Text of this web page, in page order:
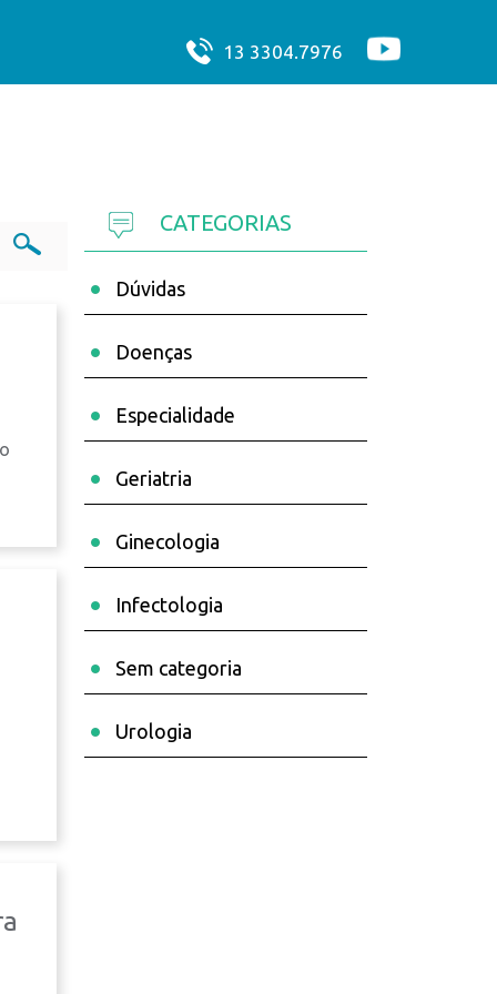
13 3304.7976
CATEGORIAS
Dúvidas
Doenças
Especialidade
Geriatria
Ginecologia
Infectologia
Sem categoria
Urologia